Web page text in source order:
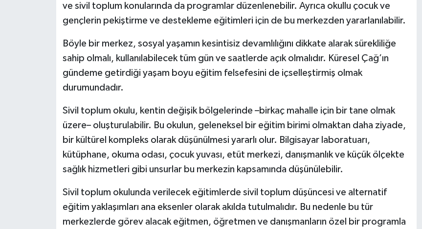
ve sivil toplum konularında da programlar düzenlenebilir. Ayrıca okullu çocuk ve
gençlerin pekiştirme ve destekleme eğitimleri için de bu merkezden yararlanılabilir.
Böyle bir merkez, sosyal yaşamın kesintisiz devamlılığını dikkate alarak sürekliliğe
sahip olmalı, kullanılabilecek tüm gün ve saatlerde açık olmalıdır. Küresel Çağ’ın
gündeme getirdiği yaşam boyu eğitim felsefesini de içselleştirmiş olmak
durumundadır.
Sivil toplum okulu, kentin değişik bölgelerinde –birkaç mahalle için bir tane olmak
üzere– oluşturulabilir. Bu okulun, geleneksel bir eğitim birimi olmaktan daha ziyade,
bir kültürel kompleks olarak düşünülmesi yararlı olur. Bilgisayar laboratuarı,
kütüphane, okuma odası, çocuk yuvası, etüt merkezi, danışmanlık ve küçük ölçekte
sağlık hizmetleri gibi unsurlar bu merkezin kapsamında düşünülebilir.
Sivil toplum okulunda verilecek eğitimlerde sivil toplum düşüncesi ve alternatif
eğitim yaklaşımları ana eksenler olarak akılda tutulmalıdır. Bu nedenle bu tür
merkezlerde görev alacak eğitmen, öğretmen ve danışmanların özel bir programla